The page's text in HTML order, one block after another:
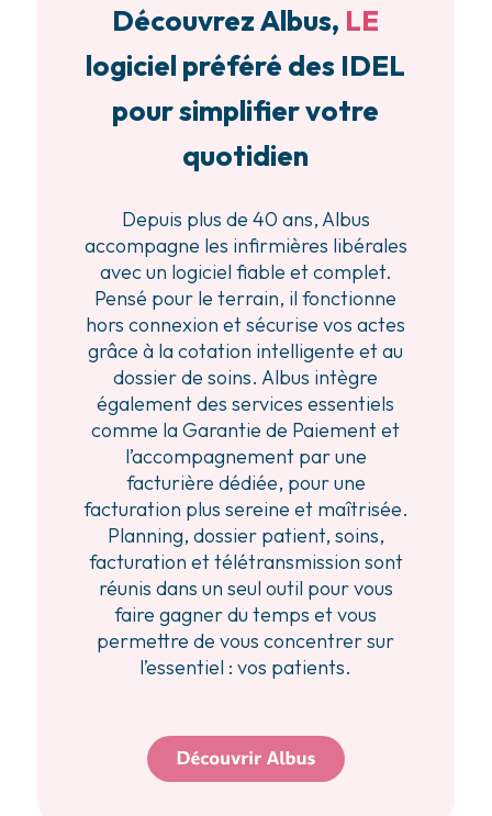
Découvrez Albus, LE
logiciel préféré des IDEL
pour simplifier votre
quotidien
Depuis plus de 40 ans, Albus
accompagne les infirmières libérales
avec un logiciel fiable et complet.
Pensé pour le terrain, il fonctionne
hors connexion et sécurise vos actes
grâce à la cotation intelligente et au
dossier de soins. Albus intègre
également des services essentiels
comme la Garantie de Paiement et
l’accompagnement par une
facturière dédiée, pour une
facturation plus sereine et maîtrisée.
Planning, dossier patient, soins,
facturation et télétransmission sont
réunis dans un seul outil pour vous
faire gagner du temps et vous
permettre de vous concentrer sur
l’essentiel : vos patients.